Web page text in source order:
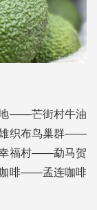
——芒街村牛油
织布鸟巢群——
福村——勐马贺
啡——孟连咖啡